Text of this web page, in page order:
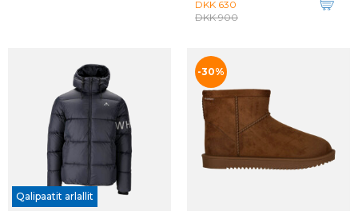
DKK 630
DKK 900
Qalipaatit arlallit
-30%